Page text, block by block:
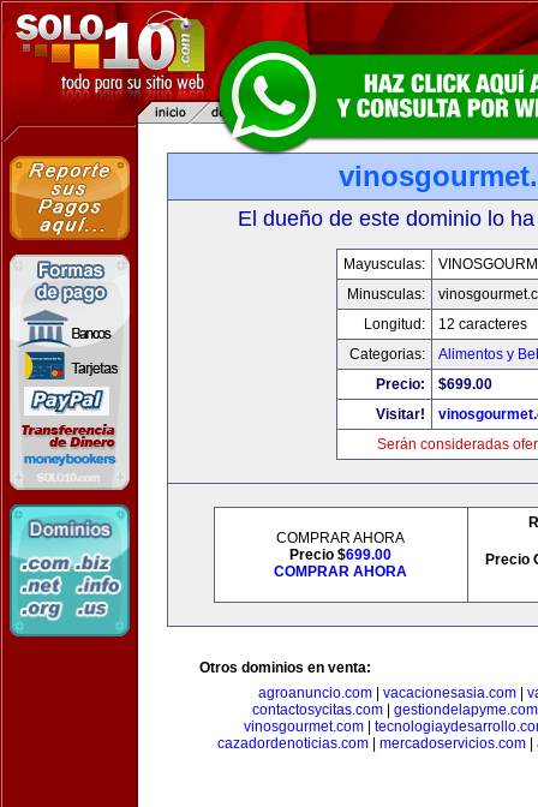
El dueño de este dominio lo
Mayusculas:
Minusculas:
Longitud:
12 caracteres
Categorias:
Alimentos y
Precio:
$699.00
Visitar!
Serán consideradas
COMPRAR AHORA
Precio $699.00
COMPRAR AHORA
Precio
Otros dominios en venta:
agroanuncio.com
vacacionesasia.com
contactosycitas.com| gestiondelapyme.com
vinosgourmet.com
cazadordenoticias.com
mercadoservicios.com